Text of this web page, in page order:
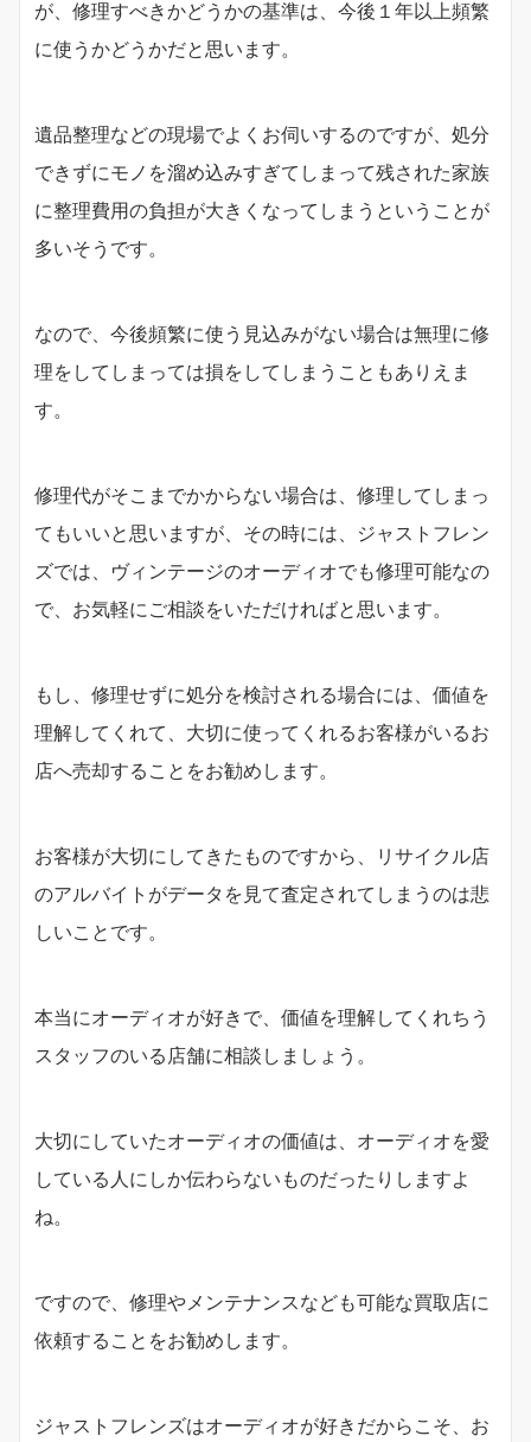
が、修理すべきかどうかの基準は、今後１年以上頻繁
に使うかどうかだと思います。
遺品整理などの現場でよくお伺いするのですが、処分
できずにモノを溜め込みすぎてしまって残された家族
に整理費用の負担が大きくなってしまうということが
多いそうです。
なので、今後頻繁に使う見込みがない場合は無理に修
理をしてしまっては損をしてしまうこともありえま
す。
修理代がそこまでかからない場合は、修理してしまっ
てもいいと思いますが、その時には、ジャストフレン
ズでは、ヴィンテージのオーディオでも修理可能なの
で、お気軽にご相談をいただければと思います。
もし、修理せずに処分を検討される場合には、価値を
理解してくれて、大切に使ってくれるお客様がいるお
店へ売却することをお勧めします。
お客様が大切にしてきたものですから、リサイクル店
のアルバイトがデータを見て査定されてしまうのは悲
しいことです。
本当にオーディオが好きで、価値を理解してくれちう
スタッフのいる店舗に相談しましょう。
大切にしていたオーディオの価値は、オーディオを愛
している人にしか伝わらないものだったりしますよ
ね。
ですので、修理やメンテナンスなども可能な買取店に
依頼することをお勧めします。
ジャストフレンズはオーディオが好きだからこそ、お